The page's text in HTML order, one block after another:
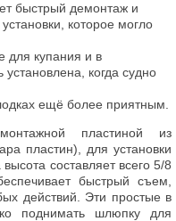
быстрый демонтаж и
которое могло
для купания и в
когда судно
ещё более приятным.
пластиной из
пластин), для установки
составляет всего 5/8
быстрый съем,
действий. Эти простые в
поднимать шлюпку для